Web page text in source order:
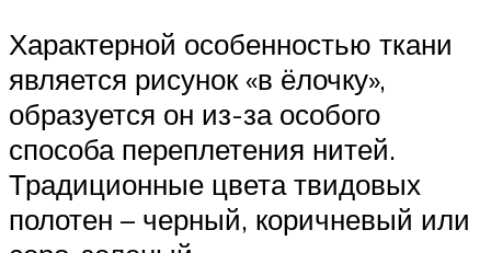
Характерной особенностью ткани
является рисунок «в ёлочку»,
образуется он из-за особого
способа переплетения нитей.
Традиционные цвета твидовых
полотен – черный, коричневый или